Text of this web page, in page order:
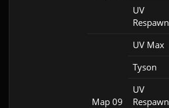
UV
Respawn
Map 09
UV Max
Tyson
UV
Respawn